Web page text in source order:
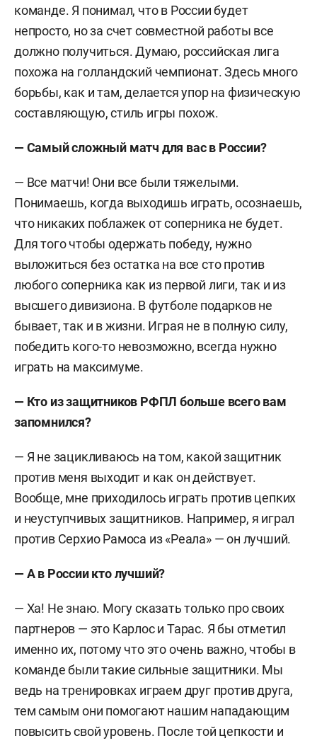
команде. Я понимал, что в России будет
непросто, но за счет совместной работы все
должно получиться. Думаю, российская лига
похожа на голландский чемпионат. Здесь много
борьбы, как и там, делается упор на физическую
составляющую, стиль игры похож.
— Самый сложный матч для вас в России?
— Все матчи! Они все были тяжелыми.
Понимаешь, когда выходишь играть, осознаешь,
что никаких поблажек от соперника не будет.
Для того чтобы одержать победу, нужно
выложиться без остатка на все сто против
любого соперника как из первой лиги, так и из
высшего дивизиона. В футболе подарков не
бывает, так и в жизни. Играя не в полную силу,
победить кого-то невозможно, всегда нужно
играть на максимуме.
— Кто из защитников РФПЛ больше всего вам
запомнился?
— Я не зацикливаюсь на том, какой защитник
против меня выходит и как он действует.
Вообще, мне приходилось играть против цепких
и неуступчивых защитников. Например, я играл
против Серхио Рамоса из «Реала» — он лучший.
— А в России кто лучший?
— Ха! Не знаю. Могу сказать только про своих
партнеров — это Карлос и Тарас. Я бы отметил
именно их, потому что это очень важно, чтобы в
команде были такие сильные защитники. Мы
ведь на тренировках играем друг против друга,
тем самым они помогают нашим нападающим
повысить свой уровень. После той цепкости и